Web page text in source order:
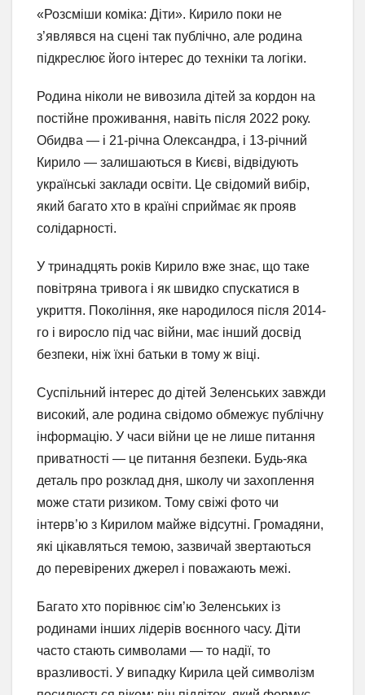
«Розсміши коміка: Діти». Кирило поки не
з’являвся на сцені так публічно, але родина
підкреслює його інтерес до техніки та логіки.
Родина ніколи не вивозила дітей за кордон на
постійне проживання, навіть після 2022 року.
Обидва — і 21-річна Олександра, і 13-річний
Кирило — залишаються в Києві, відвідують
українські заклади освіти. Це свідомий вибір,
який багато хто в країні сприймає як прояв
солідарності.
У тринадцять років Кирило вже знає, що таке
повітряна тривога і як швидко спускатися в
укриття. Покоління, яке народилося після 2014-
го і виросло під час війни, має інший досвід
безпеки, ніж їхні батьки в тому ж віці.
Суспільний інтерес до дітей Зеленських завжди
високий, але родина свідомо обмежує публічну
інформацію. У часи війни це не лише питання
приватності — це питання безпеки. Будь-яка
деталь про розклад дня, школу чи захоплення
може стати ризиком. Тому свіжі фото чи
інтерв’ю з Кирилом майже відсутні. Громадяни,
які цікавляться темою, зазвичай звертаються
до перевірених джерел і поважають межі.
Багато хто порівнює сім’ю Зеленських із
родинами інших лідерів воєнного часу. Діти
часто стають символами — то надії, то
вразливості. У випадку Кирила цей символізм